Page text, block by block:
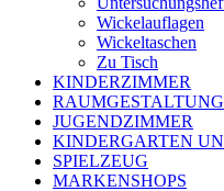
Wickelauflagen
Wickeltaschen
Zu Tisch
KINDERZIMMER
RAUMGESTALTUNG
JUGENDZIMMER
KINDERGARTEN
SPIELZEUG
MARKENSHOPS